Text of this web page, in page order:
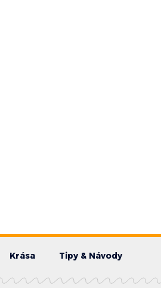
Krása Tipy & Návody